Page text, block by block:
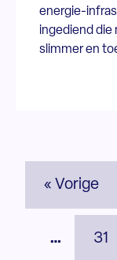
energie-
ingediend die
slimmer en
« Vorige
… 31